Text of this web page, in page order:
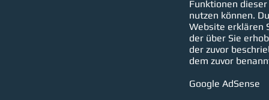
Funktionen
nutzen können.
Website erklären
der über Sie
der zuvor
dem zuvor
Google AdSense